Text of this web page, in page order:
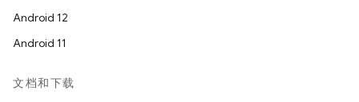
Android 12
Android 11
文档和下载